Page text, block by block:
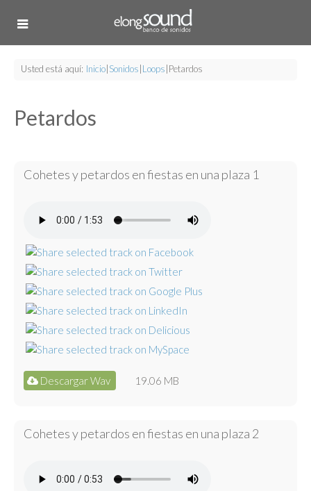
Usted está aquí: Inicio Sonidos Loops Petardos
Petardos
Cohetes y petardos en fiestas en una plaza 1
Descargar Wav 19.06 MB
Cohetes y petardos en fiestas en una plaza 2